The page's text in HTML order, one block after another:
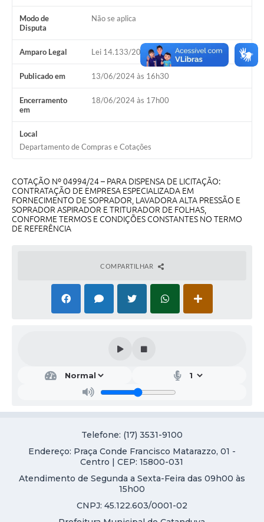
Projetos
Links
SIC
Diário Oficial
Contato
Modo de
Disputa
Não se aplica
Amparo Legal Lei 14.133/2021, Art 75, II
Publicado em 13/06/2024 às 16h30
Encerramento
em
18/06/2024 às 17h00
Local
Departamento de Compras e Cotações
COTAÇÃO Nº 04994/24 – PARA DISPENSA DE LICITAÇÃO:
CONTRATAÇÃO DE EMPRESA ESPECIALIZADA EM
FORNECIMENTO DE SOPRADOR, LAVADORA ALTA PRESSÃO E
SOPRADOR ASPIRADOR E TRITURADOR DE FOLHAS,
CONFORME TERMOS E CONDIÇÕES CONSTANTES NO TERMO
DE REFERÊNCIA
COMPARTILHAR
Telefone: (17) 3531-9100
Endereço: Praça Conde Francisco Matarazzo, 01 -
Centro | CEP: 15800-031
Atendimento de Segunda a Sexta-Feira das 09h00 às
15h00
CNPJ: 45.122.603/0001-02